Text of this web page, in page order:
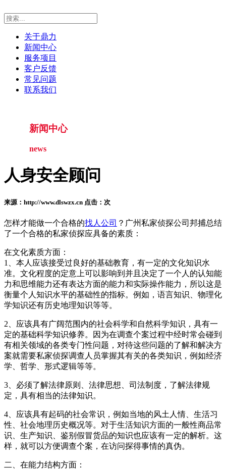
关于鼎力
新闻中心
服务项目
客户反馈
常见问题
联系我们
新闻中心
news
人身安全顾问
来源：http://www.dlswzx.cn 点击： 次
怎样才能做一个合格的找人公司 ？广州私家侦探公司邦捕总结
了一个合格的私家侦探应具备的素质：
在文化素质方面：
1、本人应该接受过良好的基础教育，有一定的文化知识水
准。文化程度的定意上可以影响到并且决定了一个人的认知能
力和思维能力还有表达方面的能力和实际操作能力，所以这是
衡量个人知识水平的基础性的指标。例如，语言知识、物理化
学知识还有历史地理知识等等。
2、应该具有广阔范围内的社会科学和自然科学知识，具有一
定的基础科学知识修养。因为在调查个案过程中经时常会碰到
有相关领域的各类专门性问题，对待这些问题的了解和解决方
案就需要私家侦探调查人员掌握其有关的各类知识，例如经济
学、哲学、形式逻辑等等。
3、必须了解法律原则、法律思想、司法制度，了解法律规
定，具有相当的法律知识。
4、应该具有起码的社会常识，例如当地的风土人情、生活习
性、社会地理历史概况等。对于生活知识方面的一般性商品常
识、生产知识、鉴别假冒货品的知识也应该有一定的解析。这
样，就可以方便调查个案，在访问探得事情的真伪。
二、在能力结构方面：